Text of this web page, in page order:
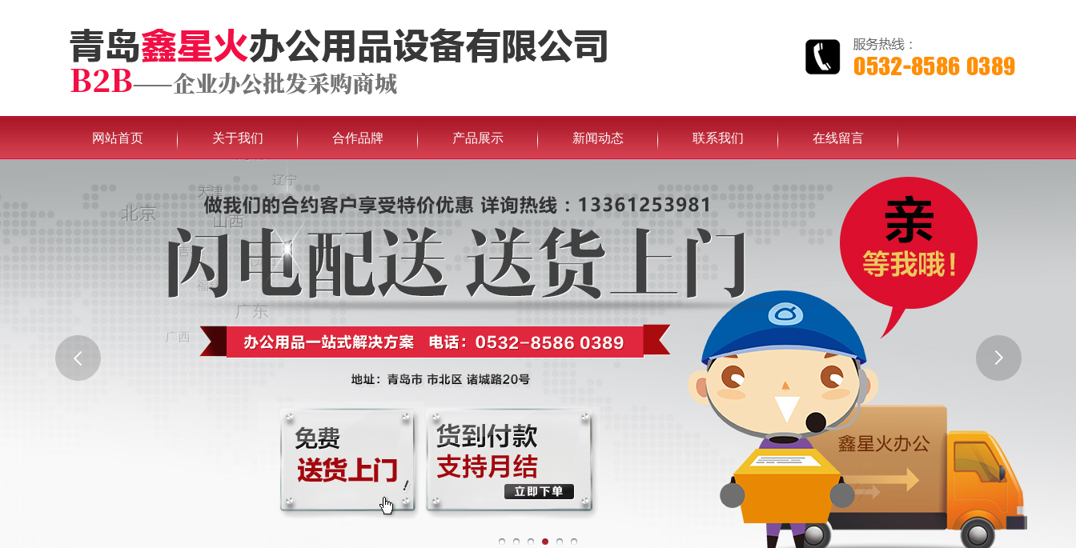
网站首页 关于我们 合作品牌 产品展示 新闻动态 联系我们 在线留言